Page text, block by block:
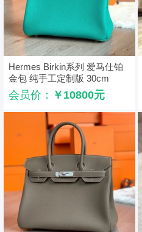
Hermes Birkin系列 爱马仕铂
金包 纯手工定制版 30cm
TOGO皮 绿色
会员价： ￥10800元